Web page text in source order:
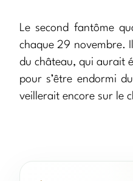
Le second fantôme
chaque 29 novembre.
du château, qui aurait
pour s’être endormi
veillerait encore sur le